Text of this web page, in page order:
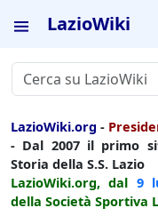
LazioWiki
LazioWiki.org -
- Dal 2007 il primo
Storia della S.S. Lazio
LazioWiki.org, dal 9
della Società Sportiva